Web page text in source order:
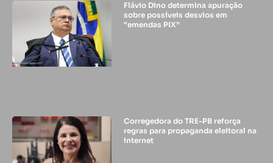
Flávio Dino determina apuração
sobre possíveis desvios em
“emendas PIX”
Corregedora do TRE-PB reforça
regras para propaganda eleitoral na
internet